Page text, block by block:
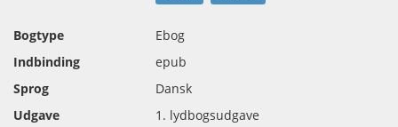
Bogtype
Ebog
Indbinding
epub
Sprog
Dansk
Udgave
1. lydbogsudgave